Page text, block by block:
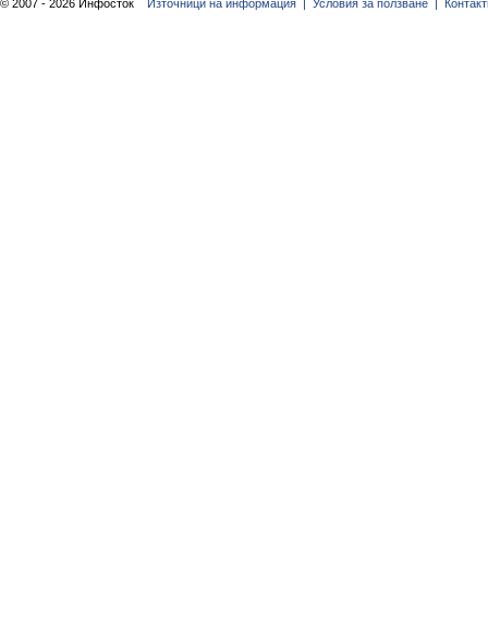
© 2007 - 2026 Инфосток Източници на информация | Условия за ползване |